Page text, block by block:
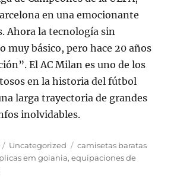
en una emocionante
Ahora la tecnología sin
muy básico, pero hace 20 años
El AC Milan es uno de los
en la historia del fútbol
larga trayectoria de grandes
inolvidables.
Categorías
Uncategorized Etiquetas
camisetas baratas
em goiania,equipaciones de